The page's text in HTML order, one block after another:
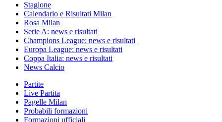
Stagione
Calendario e Risultati Milan
Rosa Milan
Serie A: news e risultati
Champions League: news e risultati
Europa League: news e risultati
Coppa Italia: news e risultati
News Calcio
Partite
Live Partita
Pagelle Milan
Probabili formazioni
Formazioni ufficiali